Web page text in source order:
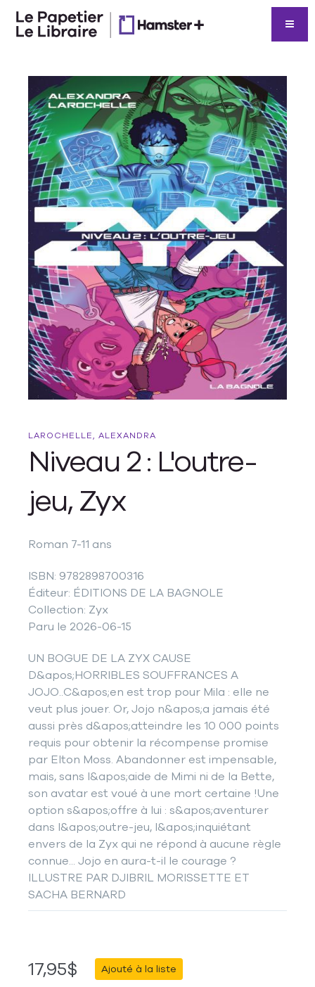
LAROCHELLE, ALEXANDRA
Niveau 2 : L'outre-
jeu, Zyx
Roman 7-11 ans
ISBN: 9782898700316
Éditeur: ÉDITIONS DE LA BAGNOLE
Collection: Zyx
Paru le 2026-06-15
UN BOGUE DE LA ZYX CAUSE
D&apos;HORRIBLES SOUFFRANCES A
JOJO..C&apos;en est trop pour Mila : elle ne
veut plus jouer. Or, Jojo n&apos;a jamais été
aussi près d&apos;atteindre les 10 000 points
requis pour obtenir la récompense promise
par Elton Moss. Abandonner est impensable,
mais, sans l&apos;aide de Mimi ni de la Bette,
son avatar est voué à une mort certaine !Une
option s&apos;offre à lui : s&apos;aventurer
dans l&apos;outre-jeu, l&apos;inquiétant
envers de la Zyx qui ne répond à aucune règle
connue... Jojo en aura-t-il le courage ?
ILLUSTRE PAR DJIBRIL MORISSETTE ET
SACHA BERNARD
17,95$ Ajouté à la liste